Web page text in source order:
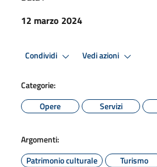
12 marzo 2024
Condividi Vedi azioni
Categorie:
Opere
Servizi
Argomenti:
Patrimonio culturale
Turismo